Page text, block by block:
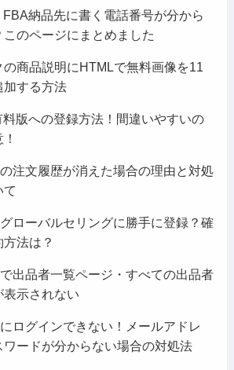
納品先に書く電話番号が分から
このページにまとめました
の商品説明にHTMLで無料画像を11
加する方法
料版への登録方法！間違いやすいの
注文履歴が消えた場合の理由と対処
て
ローバルセリングに勝手に登録？確
法は？
出品者一覧ページ・すべての出品者
表示されない
ログインできない！メールアドレ
ワードが分からない場合の対処法